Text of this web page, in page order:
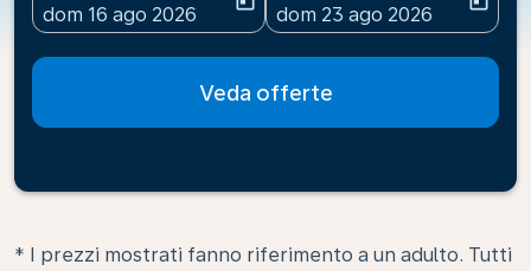
fc-booking-departure-date-aria-label
dom 16 ago 2026
fc-booking-return-date-
dom 23 ago 2026
Veda offerte
* I prezzi mostrati fanno riferimento a un adulto. Tutti